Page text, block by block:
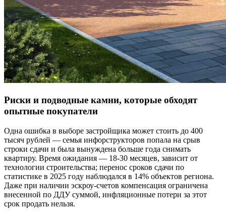
Риски и подводные камни, которые обходят
опытные покупатели
Одна ошибка в выборе застройщика может стоить до 400
тысяч рублей — семья инфорструкторов попала на срыв
строки сдачи и была вынуждена больше года снимать
квартиру. Время ожидания — 18-30 месяцев, зависит от
технологии строительства; перенос сроков сдачи по
статистике в 2025 году наблюдался в 14% объектов региона.
Даже при наличии эскроу-счетов компенсация ограничена
внесенной по ДДУ суммой, инфляционные потери за этот
срок продать нельзя.